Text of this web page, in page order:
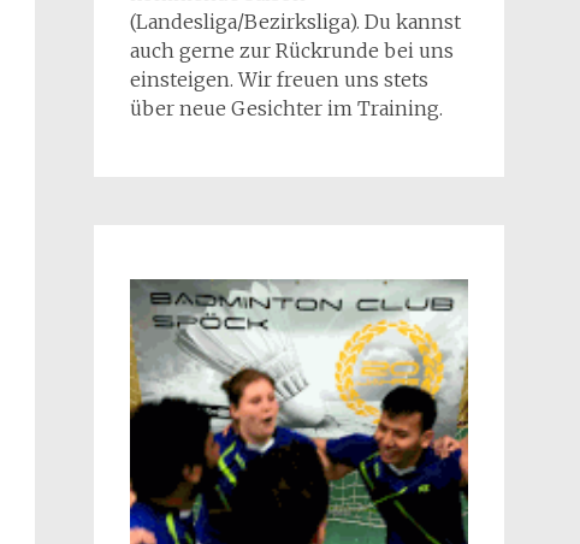
(Landesliga/Bezirksliga). Du kannst
auch gerne zur Rückrunde bei uns
einsteigen. Wir freuen uns stets
über neue Gesichter im Training.